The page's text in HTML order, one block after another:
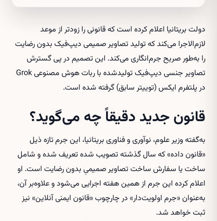
دولت بریتانیا اعلام کرده است که قانونی را زودتر از موعد
لازم‌الاجرا می‌کند که تولید تصاویر صمیمی دیپ‌فیک بدون رضایت
را به‌طور صریح جرم‌انگاری می‌کند. این تصمیم در پی گسترش
تصاویر جنسی دیپ‌فیک تولیدشده با ربات هوش مصنوعی Grok
در پلتفرم ایکس (توییتر سابق) گرفته شده است.
قانون جدید دقیقاً چه می‌گوید؟
به‌گفته وزیر علوم، نوآوری و فناوری بریتانیا، این جرم تازه ذیل
«قانون داده» که سال گذشته تصویب شده تعریف شده و شامل
ساخت یا سفارش ساخت تصاویر صمیمیِ بدون رضایت است. او
اعلام کرده این جرم از همین هفته اجرایی می‌شود و علاوه‌بر آن،
به‌عنوان «جرم اولویت‌دار» در چارچوب «قانون ایمنی آنلاین» نیز
ثبت خواهد شد.